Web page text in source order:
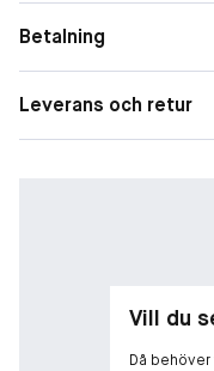
Betalning
Leverans och retur
Vill du
Då